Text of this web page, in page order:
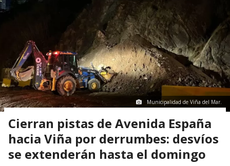
Municipalidad de Viña del Mar.
Cierran pistas de Avenida España
hacia Viña por derrumbes: desvíos
se extenderán hasta el domingo